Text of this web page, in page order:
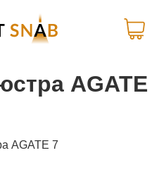
AGATE
AGATE 7